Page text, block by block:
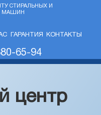
СТИРАЛЬНЫХ И
МАШИН
ГАРАНТИЯ КОНТАКТЫ
65-94
центр